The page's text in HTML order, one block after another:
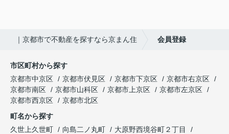
｜京都市で不動産を探すなら京まん住 会員登録
市区町村から探す
京都市中京区
京都市伏見区 京都市下京区
京都市右京区
京都市南区
京都市山科区 京都市上京区
京都市左京区
京都市西京区
京都市北区
町名から探す
久世上久世町
向島二ノ丸町
大原野西境谷町２丁目